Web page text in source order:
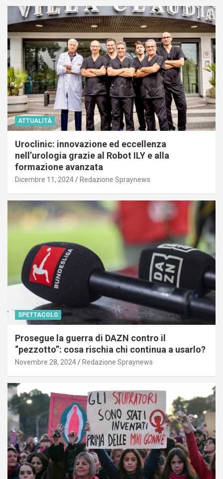
ATTUALITÀ
Uroclinic: innovazione ed eccellenza
nell’urologia grazie al Robot ILY e alla
formazione avanzata
Dicembre 11, 2024 Redazione Spraynews
SPETTACOLO
Prosegue la guerra di DAZN contro il
“pezzotto”: cosa rischia chi continua a usarlo?
Novembre 28, 2024 Redazione Spraynews